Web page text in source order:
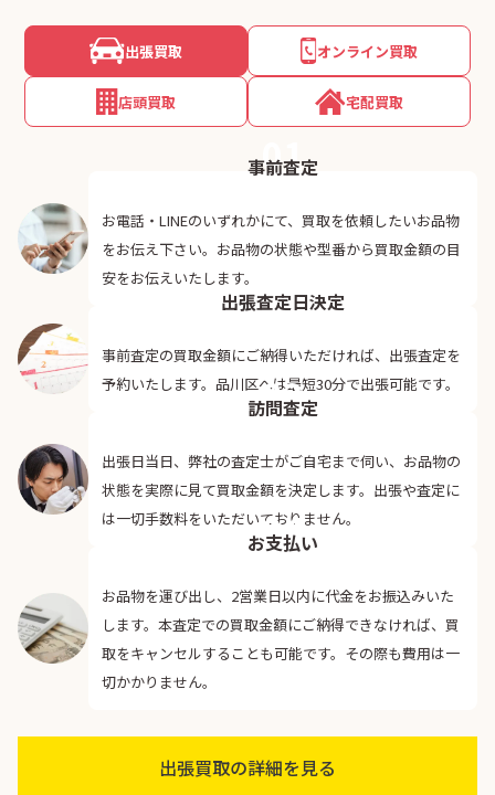
出張買取 オンライン買取
店頭買取 宅配買取
01
事前査定
お電話・LINEのいずれかにて、買取を依頼したいお品物
をお伝え下さい。お品物の状態や型番から買取金額の目
安をお伝えいたします。
02
出張査定日決定
事前査定の買取金額にご納得いただければ、出張査定を
予約いたします。品川区へは最短30分で出張可能です。
03
訪問査定
出張日当日、弊社の査定士がご自宅まで伺い、お品物の
状態を実際に見て買取金額を決定します。出張や査定に
は一切手数料をいただいておりません。
04
お支払い
お品物を運び出し、2営業日以内に代金をお振込みいた
します。本査定での買取金額にご納得できなければ、買
取をキャンセルすることも可能です。その際も費用は一
切かかりません。
出張買取の詳細を見る